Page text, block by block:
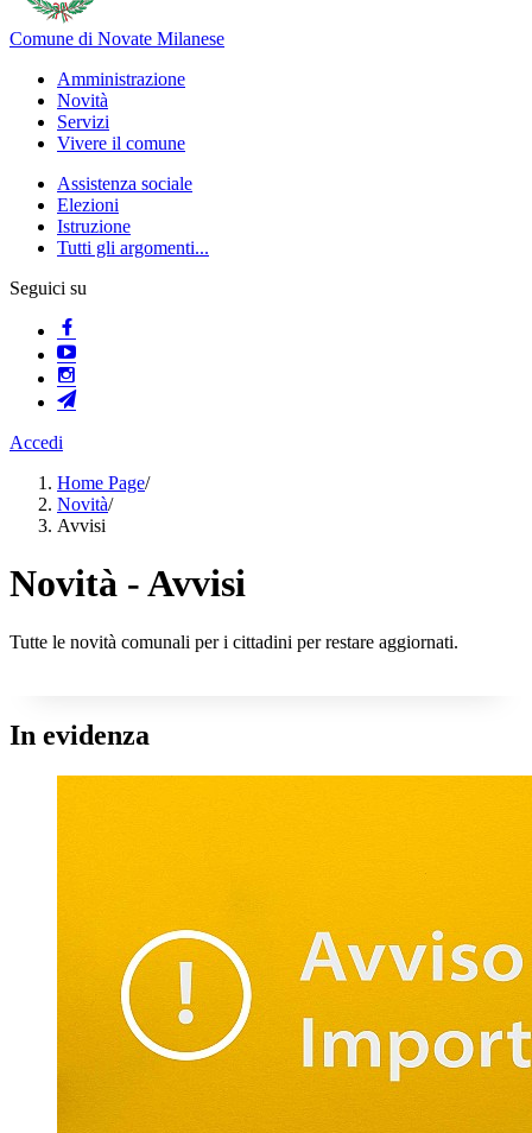
Comune di Novate Milanese
Amministrazione
Novità
Servizi
Vivere il comune
Assistenza sociale
Elezioni
Istruzione
Tutti gli argomenti...
Seguici su
Accedi
Home Page/
Novità/
Avvisi
Novità - Avvisi
Tutte le novità comunali per i cittadini per restare aggiornati.
In evidenza